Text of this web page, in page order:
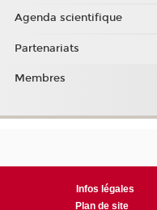
Agenda scientifique
Partenariats
Membres
Infos légales
Plan de site